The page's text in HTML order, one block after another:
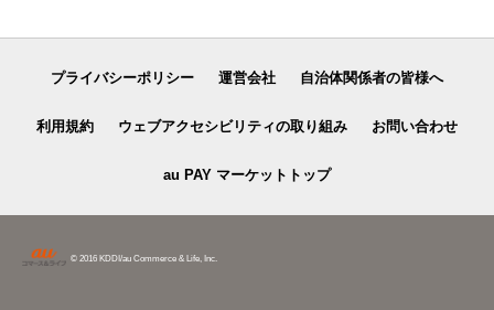
プライバシーポリシー 運営会社 自治体関係者の皆様へ
利用規約 ウェブアクセシビリティの取り組み お問い合わせ
au PAY マーケットトップ
© 2016 KDDI/au Commerce & Life, Inc.